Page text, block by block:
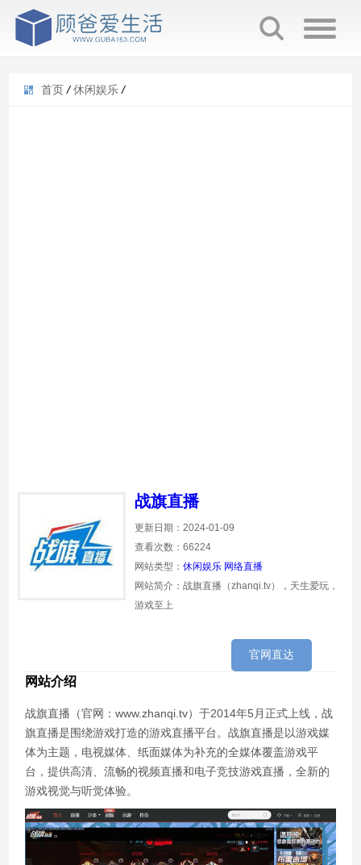
首页 / 休闲娱乐 /
战旗直播
更新日期：2024-01-09
查看次数：66224
网站类型：休闲娱乐 网络直播
网站简介：战旗直播（zhanqi.tv），天生爱玩，
游戏至上
官网直达
网站介绍
战旗直播（官网：www.zhanqi.tv）于2014年5月正式上线，战
旗直播是围绕游戏打造的游戏直播平台。战旗直播是以游戏媒
体为主题，电视媒体、纸面媒体为补充的全媒体覆盖游戏平
台，提供高清、流畅的视频直播和电子竞技游戏直播，全新的
游戏视觉与听觉体验。